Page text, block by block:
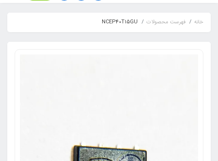
خانه فهرست محصولات NCEP40T15GU